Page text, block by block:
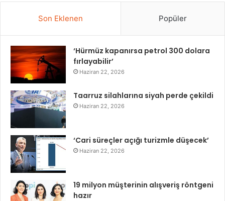
Son Eklenen Popüler
‘Hürmüz kapanırsa petrol 300 dolara
fırlayabilir’
Haziran 22, 2026
Taarruz silahlarına siyah perde çekildi
Haziran 22, 2026
‘Cari süreçler açığı turizmle düşecek’
Haziran 22, 2026
19 milyon müşterinin alışveriş röntgeni
hazır